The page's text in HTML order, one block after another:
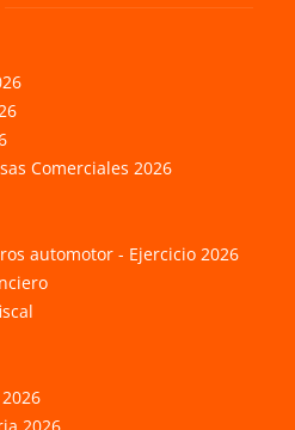
Comerciales 2026
automotor - Ejercicio 2026
2026